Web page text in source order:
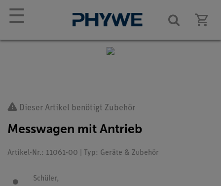
☰
Dieser Artikel benötigt Zubehör
Messwagen mit Antrieb
Artikel-Nr.: 11061-00 | Typ: Geräte & Zubehör
Schüler,